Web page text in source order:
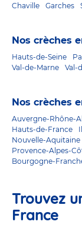
Chaville
Garches
Nos crèches
Hauts-de-Seine
Val-de-Marne
Val-
Nos crèches
Auvergne-Rhône-
Hauts-de-France
Nouvelle-Aquitaine
Provence-Alpes-
Bourgogne-
Trouvez
France